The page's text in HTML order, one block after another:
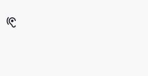
hearing